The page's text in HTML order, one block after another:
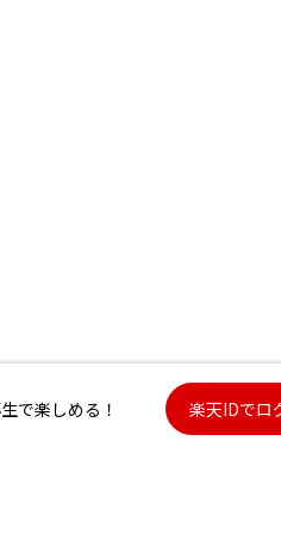
で楽しめる！ 楽天IDでロ